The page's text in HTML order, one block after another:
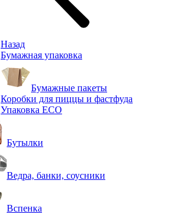
Назад
Бумажная упаковка
Бумажные пакеты
Коробки для пиццы и фастфуда
Упаковка ECO
Бутылки
Ведра, банки, соусники
Вспенка